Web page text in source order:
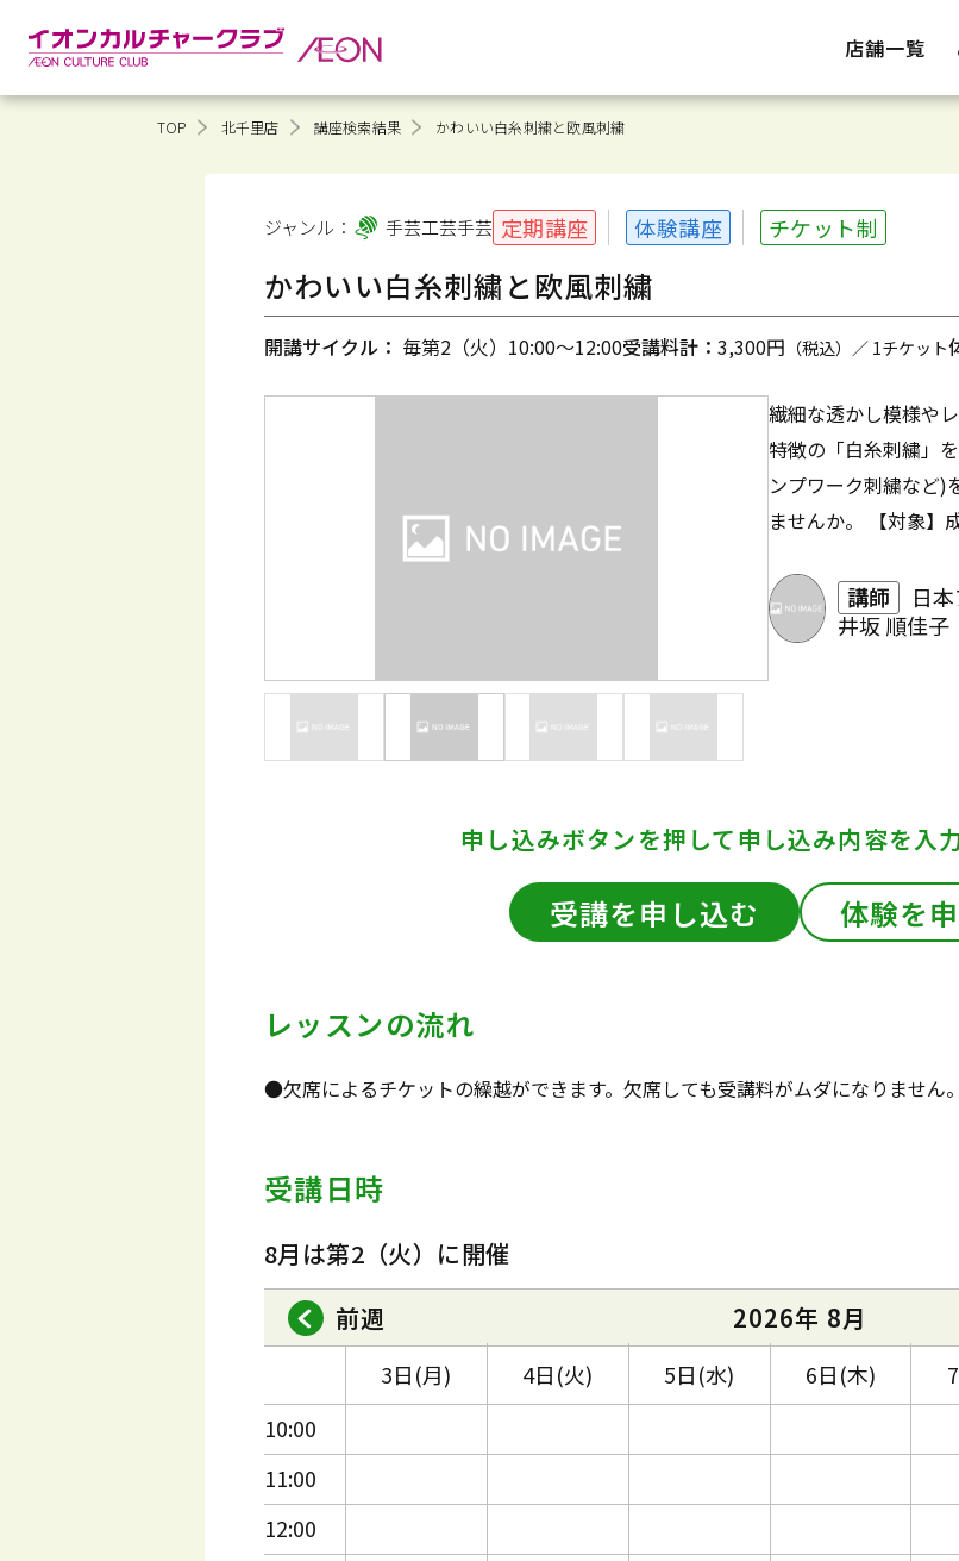
店舗一覧
TOP 北千里店 講座検索結果 かわいい白糸刺繍と欧風刺繍
ジャンル： 手芸工芸手芸 定期講座 体験講座 チケット制
かわいい白糸刺繍と欧風刺繍
開講サイクル： 毎第2（火）10:00～12:00受講料計： 3,300円 （税込）／ 1チケット
繊細な透かし模様や
特徴の「白糸刺繍」
ンプワーク刺繍など)
ませんか。 【対象】
講師
日
井坂 順佳子
申し込みボタンを押して申し込み内容を入
受講を申し込む 体験を
レッスンの流れ
●欠席によるチケットの繰越ができます。欠席しても受講料がムダになりません。
受講日時
8月は第2（火）に開催
前週
2026年 8月
10:00
11:00
12:00
3日(月) 4日(火) 5日(水) 6日(木)